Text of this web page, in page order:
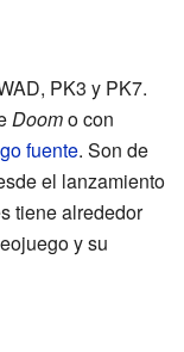
PK3 y PK7.
Doomo con
fuente. Son de
el lanzamiento
tiene alrededor
y su